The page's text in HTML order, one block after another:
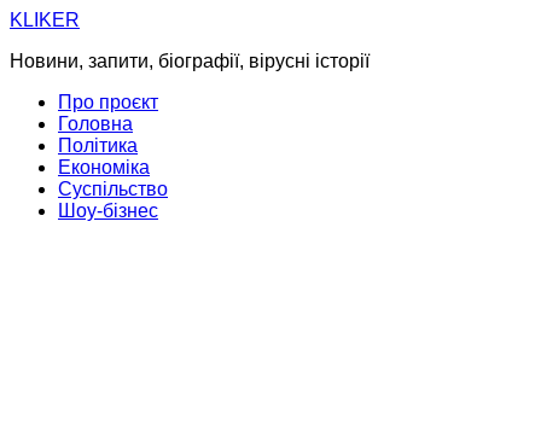
Skip
content
KLIKER
Новини, запити, біографії, вірусні історії
Про проєкт
Головна
Політика
Економіка
Суспільство
Шоу-бізнес